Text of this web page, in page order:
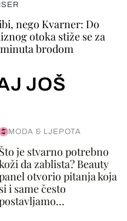
nego Kvarner: Do
otoka stiže se za
brodom
JOŠ
MODA & LJEPOTA
Što je stvarno potrebno
da zablista? Beauty
otvorio pitanja koja
si i same često